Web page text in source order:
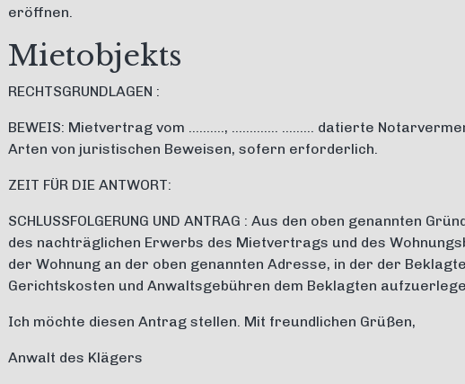
eröffnen.
Mietobjekts
RECHTSGRUNDLAGEN :
BEWEIS: Mietvertrag vom ………., …………. ……… datierte
Arten von juristischen Beweisen, sofern erforderlich.
ZEIT FÜR DIE ANTWORT:
SCHLUSSFOLGERUNG UND ANTRAG : Aus den oben genannten
des nachträglichen Erwerbs des Mietvertrags und des
der Wohnung an der oben genannten Adresse, in der der
Gerichtskosten und Anwaltsgebühren dem Beklagten
Ich möchte diesen Antrag stellen. Mit freundlichen Grüßen,
Anwalt des Klägers